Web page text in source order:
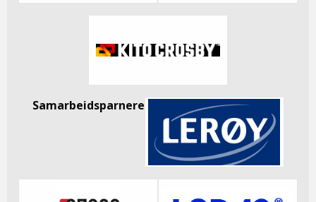
Samarbeidsparnere